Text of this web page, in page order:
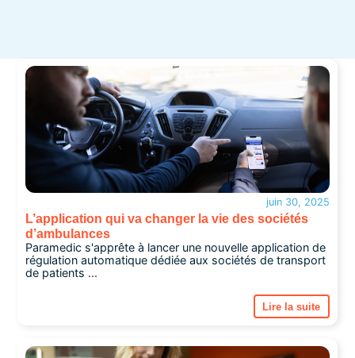
juin 30, 2025
L’application qui va changer la vie des sociétés
d’ambulances
Paramedic s'apprête à lancer une nouvelle application de
régulation automatique dédiée aux sociétés de transport
de patients ...
Lire la suite